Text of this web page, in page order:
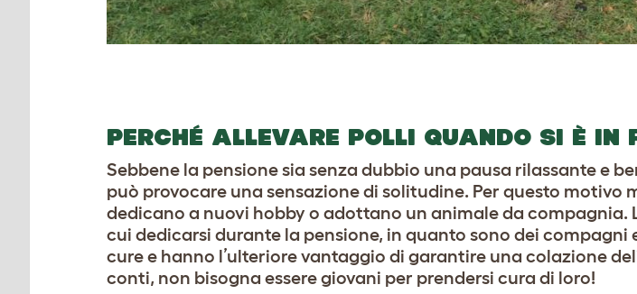
PERCHÉ ALLEVARE POLLI QUANDO SI È IN
Sebbene la pensione sia senza dubbio una pausa rilassante e
può provocare una sensazione di solitudine. Per questo motivo
dedicano a nuovi hobby o adottano un animale da compagnia.
cui dedicarsi durante la pensione, in quanto sono dei
cure e hanno l’ulteriore vantaggio di garantire una colazione
conti, non bisogna essere giovani per prendersi cura di loro!